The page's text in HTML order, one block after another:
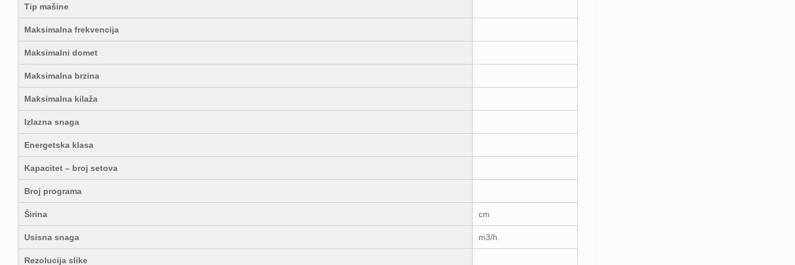
Tip mašine
Maksimalna frekvencija
Maksimalni domet
Maksimalna brzina
Maksimalna kilaža
Izlazna snaga
Energetska klasa
Kapacitet – broj setova
Broj programa
Širina cm
Usisna snaga m3/h
Rezolucija slike